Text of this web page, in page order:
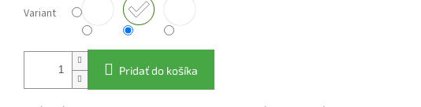
Variant
Pridať do košíka